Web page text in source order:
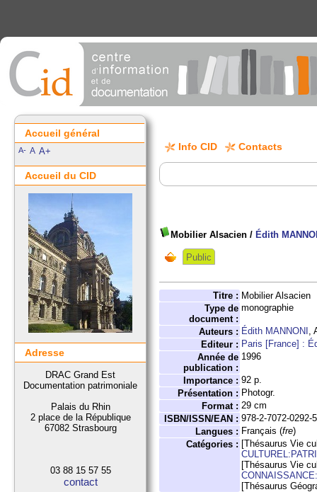
Info CID Contacts
Mobilier Alsacien / Édith
Public
Titre : Mobilier Alsacien
Type de
document :
monographie
Auteurs : Édith MANNONI ,
Editeur : Paris [France] :
Année de
publication :
1996
Importance : 92 p.
Présentation : Photogr.
Format : 29 cm
ISBN/ISSN/EAN : 978-2-7072-0292-5
Langues : Français (fre)
Catégories : [Thésaurus Vie
[Thésaurus Vie
[Thésaurus
Accueil général
A- A A+
Accueil du CID
Adresse
DRAC Grand Est
Documentation patrimoniale
Palais du Rhin
2 place de la République
67082 Strasbourg
03 88 15 57 55
contact